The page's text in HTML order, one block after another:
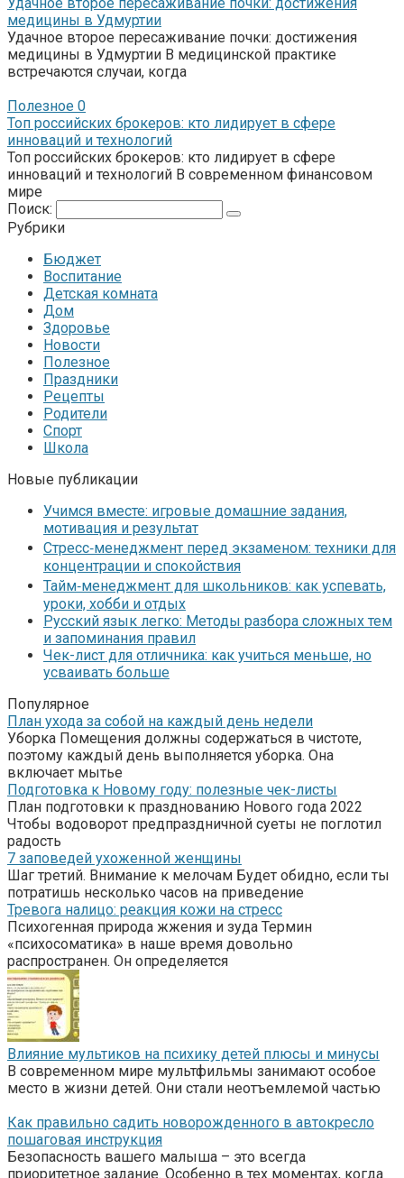
медицины в Удмуртии
Удачное второе пересаживание почки: достижения
медицины в Удмуртии В медицинской практике
встречаются случаи, когда
Полезное 0
Топ российских брокеров: кто лидирует в сфере
инноваций и технологий
Топ российских брокеров: кто лидирует в сфере
инноваций и технологий В современном финансовом
мире
Поиск:
Рубрики
Бюджет
Воспитание
Детская комната
Дом
Здоровье
Новости
Полезное
Праздники
Рецепты
Родители
Спорт
Школа
Новые публикации
Учимся вместе: игровые домашние задания,
мотивация и результат
Стресс‑менеджмент перед экзаменом: техники для
концентрации и спокойствия
Тайм‑менеджмент для школьников: как успевать,
уроки, хобби и отдых
Русский язык легко: Методы разбора сложных тем
и запоминания правил
Чек-лист для отличника: как учиться меньше, но
усваивать больше
Популярное
План ухода за собой на каждый день недели
Уборка Помещения должны содержаться в чистоте,
поэтому каждый день выполняется уборка. Она
включает мытье
Подготовка к Новому году: полезные чек-листы
План подготовки к празднованию Нового года 2022
Чтобы водоворот предпраздничной суеты не поглотил
радость
7 заповедей ухоженной женщины
Шаг третий. Внимание к мелочам Будет обидно, если ты
потратишь несколько часов на приведение
Тревога налицо: реакция кожи на стресс
Психогенная природа жжения и зуда Термин
«психосоматика» в наше время довольно
распространен. Он определяется
Влияние мультиков на психику детей плюсы и минусы
В современном мире мультфильмы занимают особое
место в жизни детей. Они стали неотъемлемой частью
Как правильно садить новорожденного в автокресло
пошаговая инструкция
Безопасность вашего малыша – это всегда
приоритетное задание. Особенно в тех моментах, когда